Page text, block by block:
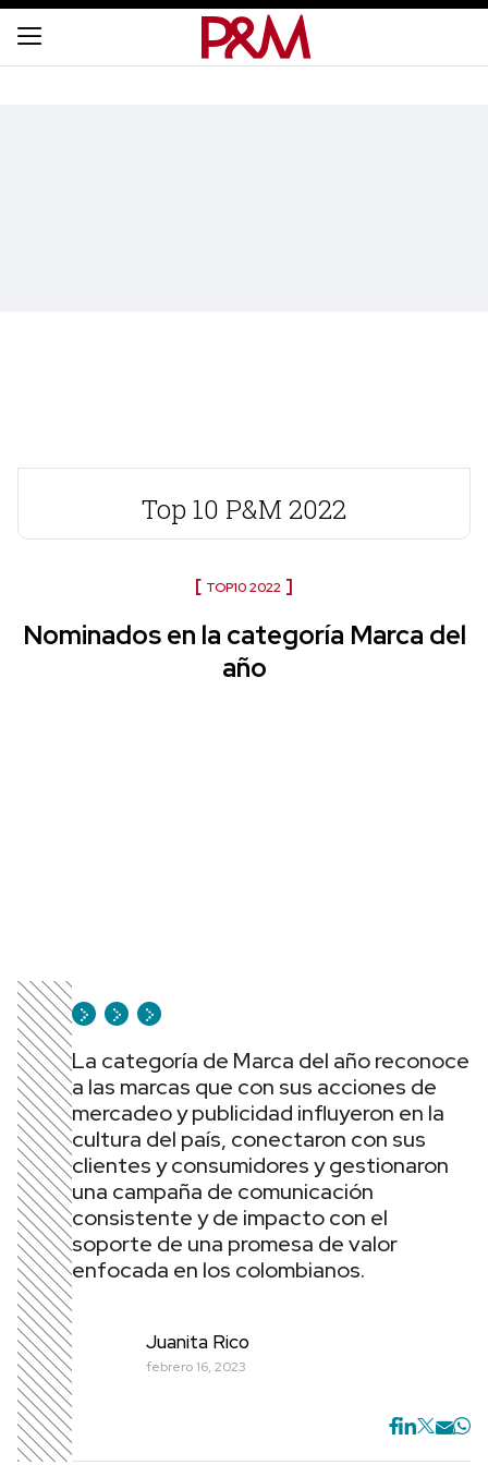
Top 10 P&M 2022
TOP10 2022
Nominados en la categoría Marca del
año
La categoría de Marca del año reconoce
a las marcas que con sus acciones de
mercadeo y publicidad influyeron en la
cultura del país, conectaron con sus
clientes y consumidores y gestionaron
una campaña de comunicación
consistente y de impacto con el
soporte de una promesa de valor
enfocada en los colombianos.
Juanita Rico
febrero 16, 2023